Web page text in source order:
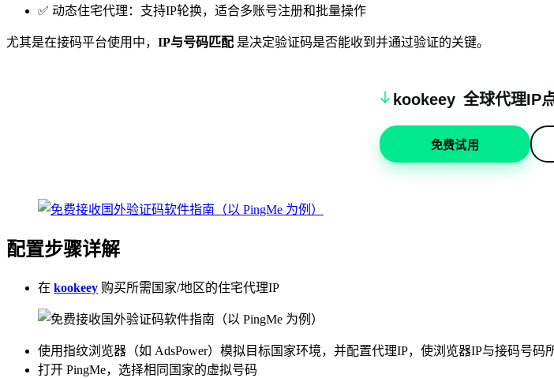
✅ 动态住宅代理：支持IP轮换，适合多账号注册和批量操作
尤其是在接码平台使用中， IP与号码匹配 是决定验证码是否能收到并通过验证的关键。
kookeey 全球代理IP
免费试用
配置步骤详解
在 kookeey 购买所需国家/地区的住宅代理IP
使用指纹浏览器（如 AdsPower）模拟目标国家环境，并配置代理IP，使浏览器IP与接码号码
打开 PingMe，选择相同国家的虚拟号码